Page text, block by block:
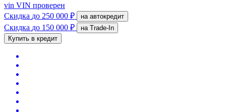
vin VIN проверен
Скидка до 250 000 ₽ на автокредит
Скидка до 150 000 ₽
на Trade-In
Купить в кредит